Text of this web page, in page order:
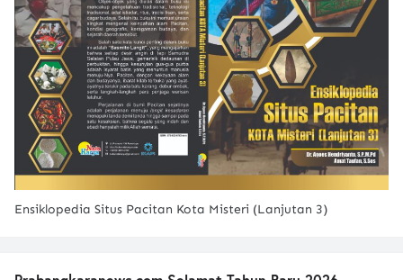
Ensiklopedia Situs Pacitan Kota Misteri (Lanjutan 3)